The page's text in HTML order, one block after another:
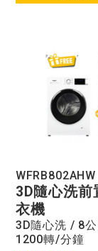
WFRB802AHW
3D隨心洗前
衣機
3D隨心洗 / 8
1200轉/分鐘